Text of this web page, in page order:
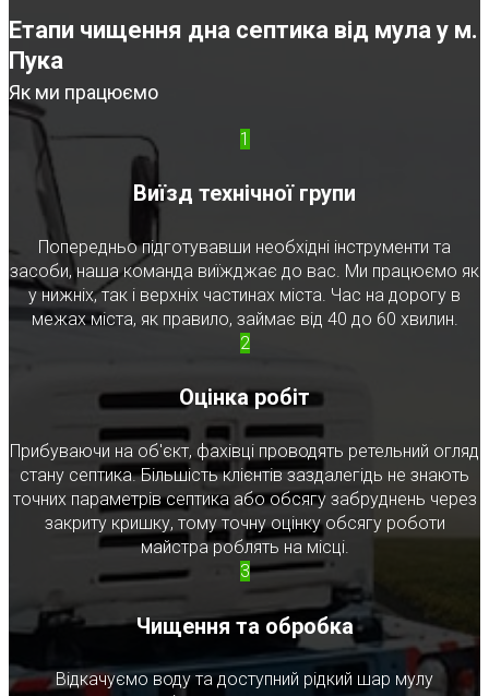
Етапи чищення дна септика від мула у м.
Пука
Як ми працюємо
1
Виїзд технічної групи
Попередньо підготувавши необхідні інструменти та
засоби, наша команда виїжджає до вас. Ми працюємо як
у нижніх, так і верхніх частинах міста. Час на дорогу в
межах міста, як правило, займає від 40 до 60 хвилин.
2
Оцінка робіт
Прибуваючи на об'єкт, фахівці проводять ретельний огляд
стану септика. Більшість клієнтів заздалегідь не знають
точних параметрів септика або обсягу забруднень через
закриту кришку, тому точну оцінку обсягу роботи
майстра роблять на місці.
3
Чищення та обробка
Відкачуємо воду та доступний рідкий шар мулу